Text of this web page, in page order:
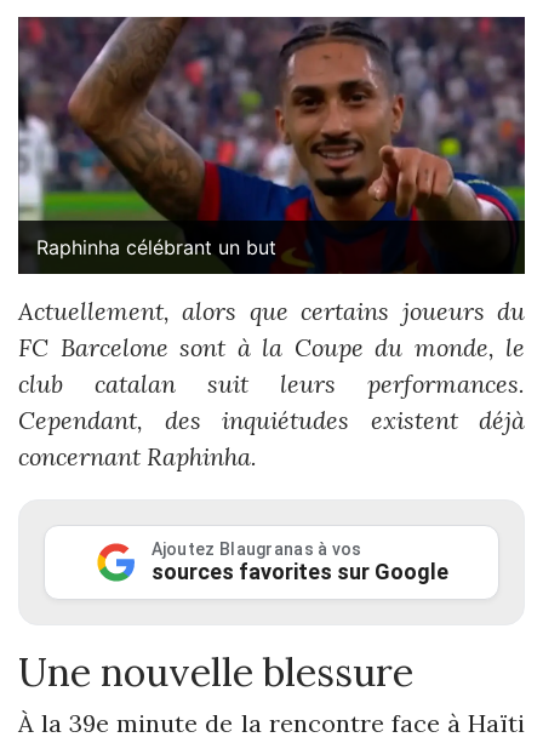
Raphinha célébrant un but
Actuellement, alors que certains joueurs du
FC Barcelone sont à la Coupe du monde, le
club catalan suit leurs performances.
Cependant, des inquiétudes existent déjà
concernant Raphinha.
Ajoutez Blaugranas à vos
sources favorites sur Google
Une nouvelle blessure
À la 39e minute de la rencontre face à Haïti